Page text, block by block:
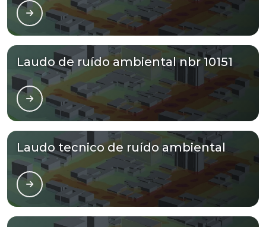
Laudo de ruído ambiental nbr 10151
Laudo tecnico de ruído ambiental